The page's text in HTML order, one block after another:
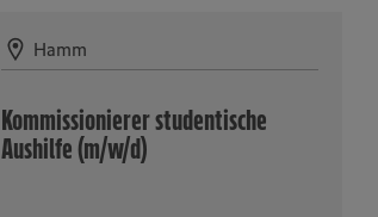
Hamm
Kommissionierer studentische
Aushilfe (m/w/d)